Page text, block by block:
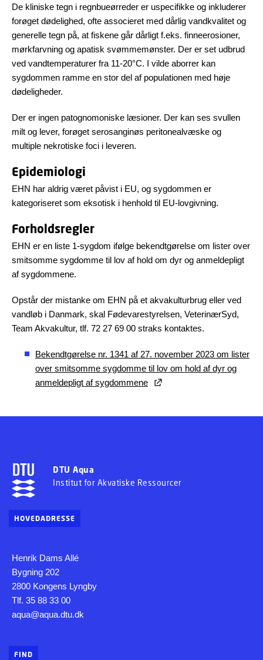
De kliniske tegn i regnbueørreder er uspecifikke og inkluderer
forøget dødelighed, ofte associeret med dårlig vandkvalitet og
generelle tegn på, at fiskene går dårligt f.eks. finneerosioner,
mørkfarvning og apatisk svømmemønster. Der er set udbrud
ved vandtemperaturer fra 11-20°C. I vilde aborrer kan
sygdommen ramme en stor del af populationen med høje
dødeligheder.
Der er ingen patognomoniske læsioner. Der kan ses svullen
milt og lever, forøget serosanginøs peritonealvæske og
multiple nekrotiske foci i leveren.
Epidemiologi
EHN har aldrig været påvist i EU, og sygdommen er
kategoriseret som eksotisk i henhold til EU-lovgivning.
Forholdsregler
EHN er en liste 1-sygdom ifølge bekendtgørelse om lister over
smitsomme sygdomme til lov af hold om dyr og anmeldepligt
af sygdommene.
Opstår der mistanke om EHN på et akvakulturbrug eller ved
vandløb i Danmark, skal Fødevarestyrelsen, VeterinærSyd,
Team Akvakultur, tlf. 72 27 69 00 straks kontaktes.
Bekendtgørelse nr. 1341 af 27. november 2023 om lister
over smitsomme sygdomme til lov om hold af dyr og
anmeldepligt af sygdommene
DTU Aqua
Institut for Akvatiske Ressourcer
HOVEDADRESSE
Henrik Dams Allé
Bygning 202
2800 Kongens Lyngby
Tlf. 35 88 33 00
aqua@aqua.dtu.dk
FIND